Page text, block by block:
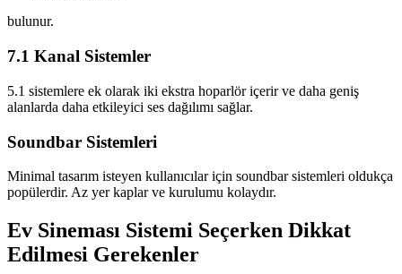
bulunur.
7.1 Kanal Sistemler
5.1 sistemlere ek olarak iki ekstra hoparlör içerir ve daha geniş
alanlarda daha etkileyici ses dağılımı sağlar.
Soundbar Sistemleri
Minimal tasarım isteyen kullanıcılar için soundbar sistemleri oldukça
popülerdir. Az yer kaplar ve kurulumu kolaydır.
Ev Sineması Sistemi Seçerken Dikkat
Edilmesi Gerekenler